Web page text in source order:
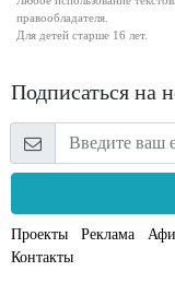
правообладателя.
Для детей старше 16 лет.
Подписаться на
Проекты Реклама
Контакты